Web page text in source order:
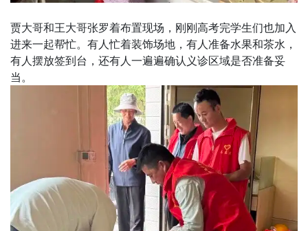
贾大哥和王大哥张罗着布置现场，刚刚高考完学生们也加入
进来一起帮忙。有人忙着装饰场地，有人准备水果和茶水，
有人摆放签到台，还有人一遍遍确认义诊区域是否准备妥
当。